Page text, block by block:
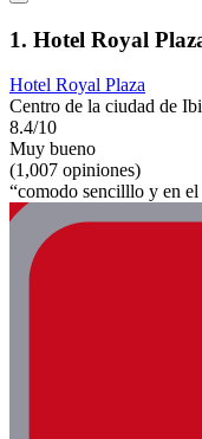
1. Hotel Royal
Hotel Royal Plaza
Centro de la ciudad de
8.4/10
Muy bueno
(1,007 opiniones)
“comodo sencilllo y en